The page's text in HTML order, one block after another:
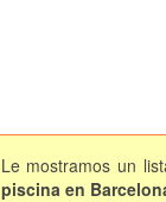
Le mostramos un
piscina en